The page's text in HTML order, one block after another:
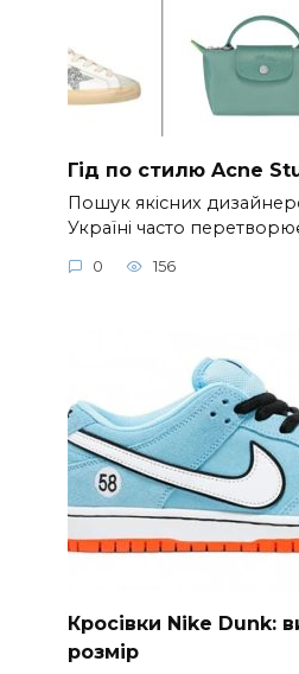
Гід по стилю Acne
Пошук якісних
Україні часто
0 156
Кросівки Nike Dunk:
розмір